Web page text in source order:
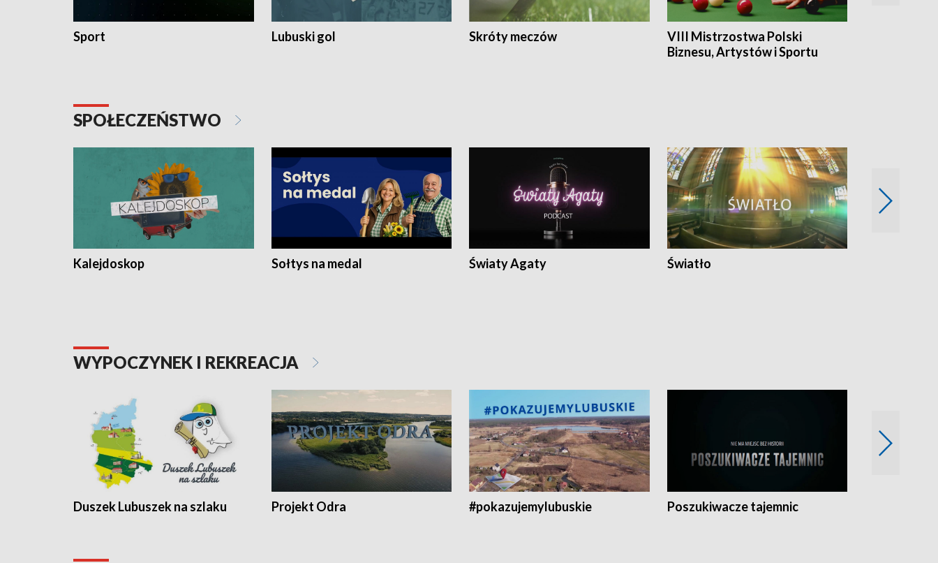
Sport Lubuski gol Skróty meczów
VIII Mistrzostwa Polski
Biznesu, Artystów i Sportu
SPOŁECZEŃSTWO
Kalejdoskop Sołtys na medal Światy Agaty Światło
WYPOCZYNEK I REKREACJA
Duszek Lubuszek na szlaku Projekt Odra #pokazujemylubuskie Poszukiwacze tajemnic